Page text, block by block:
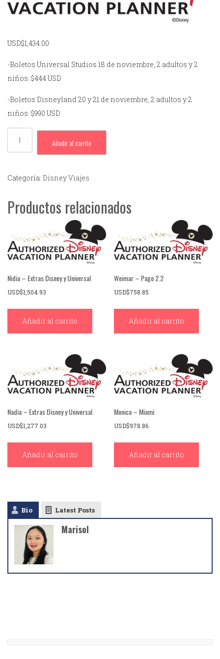
USD$1,434.00
-Boletos Universal Studios 18 de noviembre, 2 adultos y 2
niños: $444 USD
-Boletos Disneyland 20 y 21 de noviembre, 2 adultos y 2
niños: $990 USD
Añadir al carrito
Categoría: Disney Viajes
Productos relacionados
Nidia – Extras Disney y Universal
USD$1,504.93
Añadir al carrito
Weimar – Pago 2.2
USD$758.85
Añadir al carrito
Nadia – Extras Disney y Universal
USD$1,277.03
Añadir al carrito
Monica – Miami
USD$978.86
Añadir al carrito
Bio Latest Posts
Marisol